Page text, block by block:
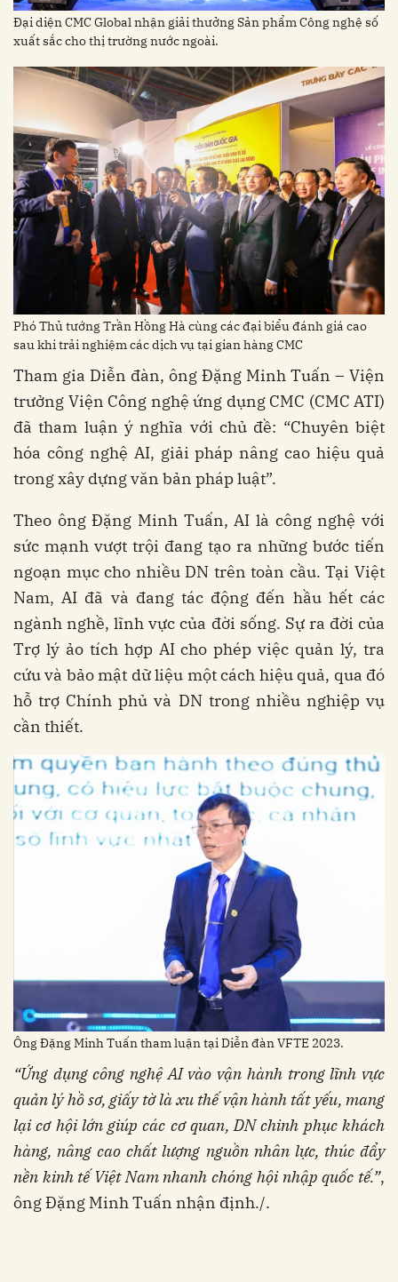
Đại diện CMC Global nhận giải thưởng Sản phẩm Công nghệ số
xuất sắc cho thị trường nước ngoài.
Phó Thủ tướng Trần Hồng Hà cùng các đại biểu đánh giá cao
sau khi trải nghiệm các dịch vụ tại gian hàng CMC
Tham gia Diễn đàn, ông Đặng Minh Tuấn – Viện
trưởng Viện Công nghệ ứng dụng CMC (CMC ATI)
đã tham luận ý nghĩa với chủ đề: “Chuyên biệt
hóa công nghệ AI, giải pháp nâng cao hiệu quả
trong xây dựng văn bản pháp luật”.
Theo ông Đặng Minh Tuấn, AI là công nghệ với
sức mạnh vượt trội đang tạo ra những bước tiến
ngoạn mục cho nhiều DN trên toàn cầu. Tại Việt
Nam, AI đã và đang tác động đến hầu hết các
ngành nghề, lĩnh vực của đời sống. Sự ra đời của
Trợ lý ảo tích hợp AI cho phép việc quản lý, tra
cứu và bảo mật dữ liệu một cách hiệu quả, qua đó
hỗ trợ Chính phủ và DN trong nhiều nghiệp vụ
cần thiết.
Ông Đặng Minh Tuấn tham luận tại Diễn đàn VFTE 2023.
“Ứng dụng công nghệ AI vào vận hành trong lĩnh vực
quản lý hồ sơ, giấy tờ là xu thế vận hành tất yếu, mang
lại cơ hội lớn giúp các cơ quan, DN chinh phục khách
hàng, nâng cao chất lượng nguồn nhân lực, thúc đẩy
nền kinh tế Việt Nam nhanh chóng hội nhập quốc tế.”,
ông Đặng Minh Tuấn nhận định./.